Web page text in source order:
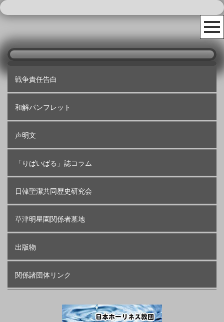
戦争責任告白
和解パンフレット
声明文
「りばいばる」誌コラム
日韓聖潔共同歴史研究会
草津明星園関係者墓地
出版物
関係諸団体リンク